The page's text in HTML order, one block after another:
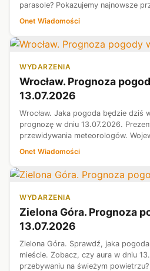
parasole? Pokazujemy najnowsze
meteorologów. Województwo
Onet Wiadomości
WYDARZENIA
Wrocław. Prognoza
13.07.2026
Wrocław. Jaka pogoda będzie dziś
prognozę w dniu 13.07.2026.
przewidywania meteorologów.
aktualna prognoza pogody.
Onet Wiadomości
WYDARZENIA
Zielona Góra. Prognoza
13.07.2026
Zielona Góra. Sprawdź, jaka
mieście. Zobacz, czy aura w dniu
przebywaniu na świeżym